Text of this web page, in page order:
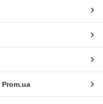
Prom.ua